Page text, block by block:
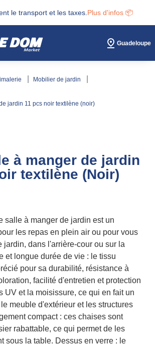
le transport et les taxes. Plus d'infos 📦
Guadeloupe
mobilier de jardin
jardin 11 pcs noir textilène (noir)
à manger de jardin
textilène (Noir)
salle à manger de jardin est un
les repas en plein air ou pour vous
jardin, dans l'arrière-cour ou sur la
et longue durée de vie : le tissu
pour sa durabilité, résistance à
facilité d'entretien et protection
UV et la moisissure, ce qui en fait un
meuble d'extérieur et les structures
compact : ces chaises sont
rabattable, ce qui permet de les
sous la table. Dessus en verre : le